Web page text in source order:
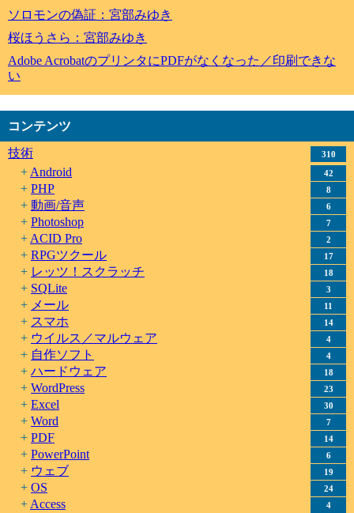
ソロモンの偽証：宮部みゆき
桜ほうさら：宮部みゆき
Adobe AcrobatのプリンタにPDFがなくなった／印刷できな
い
コンテンツ
技術
310
Android 42
PHP 8
動画/音声 6
Photoshop 7
ACID Pro 2
RPGツクール 17
レッツ！スクラッチ 18
SQLite 3
メール 11
スマホ 14
ウイルス／マルウェア 4
自作ソフト 4
ハードウェア 18
WordPress 23
Excel 30
Word 7
PDF 14
PowerPoint 6
ウェブ 19
OS 24
Access 4